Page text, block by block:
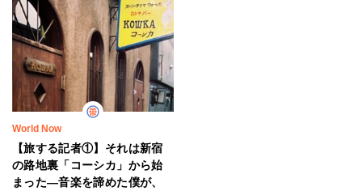
World Now
【旅する記者①】それは新宿
の路地裏「コーシカ」から始
まった―音楽を諦めた僕が、